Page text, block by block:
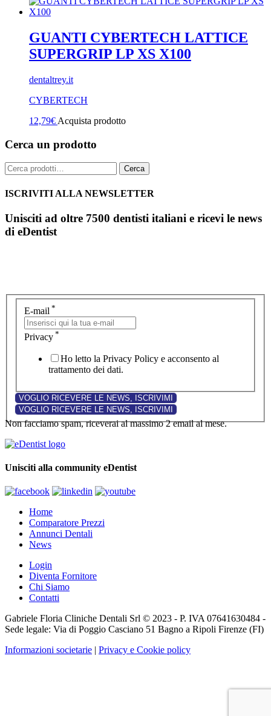
GUANTI CYBERTECH LATTICE
SUPERGRIP LP XS X100
dentaltrey.it
CYBERTECH
12,79€ Acquista prodotto
Cerca un prodotto
Cerca: Cerca
ISCRIVITI ALLA NEWSLETTER
Unisciti ad oltre 7500 dentisti italiani e ricevi le news
di eDentist
E-mail *
Privacy *
Ho letto la Privacy Policy e acconsento al
trattamento dei dati.
Non facciamo spam, riceverai al massimo 2 email al mese.
Unisciti alla community eDentist
Home
Comparatore Prezzi
Annunci Dentali
News
Login
Diventa Fornitore
Chi Siamo
Contatti
Gabriele Floria Cliniche Dentali Srl © 2023 - P. IVA 07641630484 -
Sede legale: Via di Poggio Casciano 51 Bagno a Ripoli Firenze (FI)
Informazioni societarie | Privacy e Cookie policy